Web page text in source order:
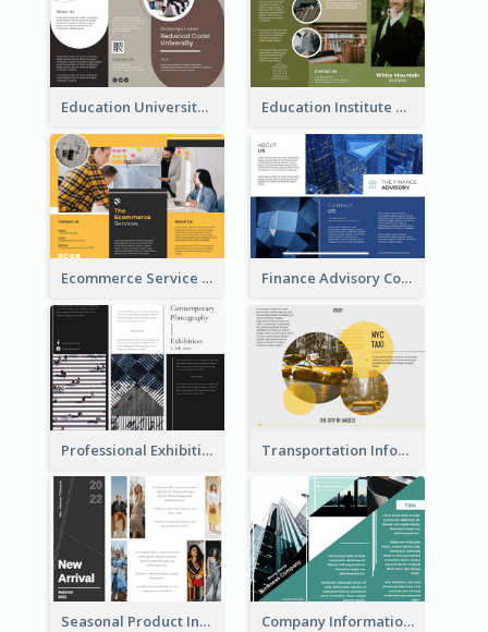
Education University Brochure Education Institute Brochure
Ecommerce Service Brochure Finance Advisory Company Brochure
Professional Exhibition Event Tri Fold Brochure Transportation Information Tri Fold Brochure
Seasonal Product Informational Tri Fold Brochure Company Informational Tri Fold Brochure